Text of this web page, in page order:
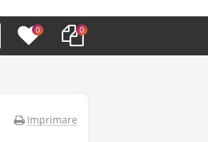
0 0
Imprimare